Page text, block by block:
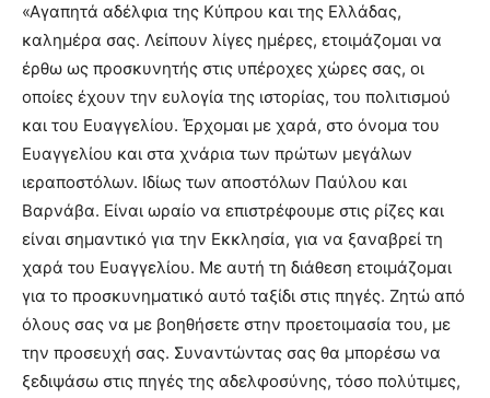
teaches
you
the
meaning
pain.
pornhun
porn
«Αγαπητά αδέλφια της Κύπρου και της Ελλάδας,
καλημέρα σας. Λείπουν λίγες ημέρες, ετοιμάζομαι να
έρθω ως προσκυνητής στις υπέροχες χώρες σας, οι
οποίες έχουν την ευλογία της ιστορίας, του πολιτισμού
και του Ευαγγελίου. Έρχομαι με χαρά, στο όνομα του
Ευαγγελίου και στα χνάρια των πρώτων μεγάλων
ιεραποστόλων. Ιδίως των αποστόλων Παύλου και
Βαρνάβα. Είναι ωραίο να επιστρέφουμε στις ρίζες και
είναι σημαντικό για την Εκκλησία, για να ξαναβρεί τη
χαρά του Ευαγγελίου. Με αυτή τη διάθεση ετοιμάζομαι
για το προσκυνηματικό αυτό ταξίδι στις πηγές. Ζητώ από
όλους σας να με βοηθήσετε στην προετοιμασία του, με
την προσευχή σας. Συναντώντας σας θα μπορέσω να
ξεδιψάσω στις πηγές της αδελφοσύνης, τόσο πολύτιμες,